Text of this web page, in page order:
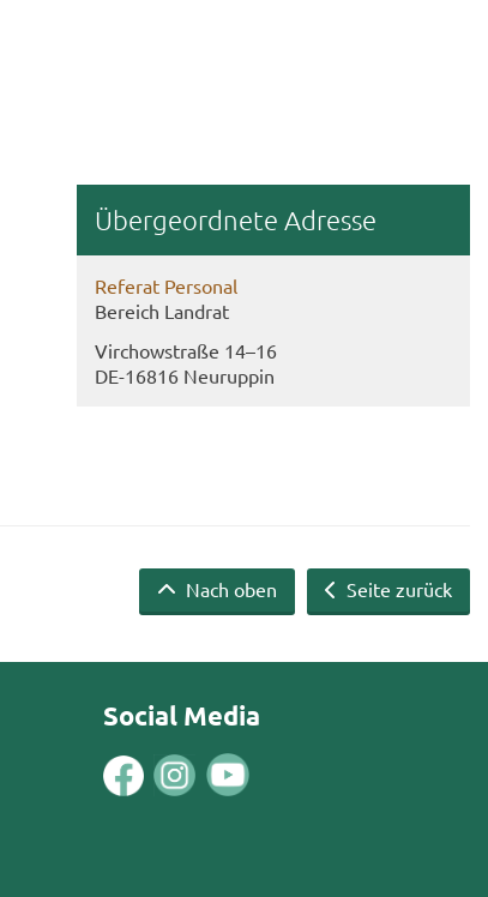
Über­ge­ord­ne­te Adres­se
Re­fe­rat Per­so­nal
Be­reich Land­rat
Virch­ow­stra­ße 14–16
DE-​16816 Neu­rup­pin
Seite zurück
Nach oben
Social Media